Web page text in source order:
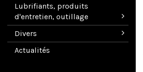
Lubrifiants, produits
d'entretien, outillage
Divers
Actualités